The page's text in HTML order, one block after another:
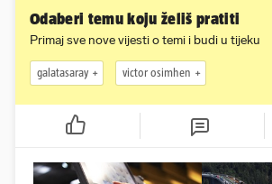
Odaberi temu koju želiš pratiti
Primaj sve nove vijesti o temi i budi u tijeku
galatasaray victor osimhen